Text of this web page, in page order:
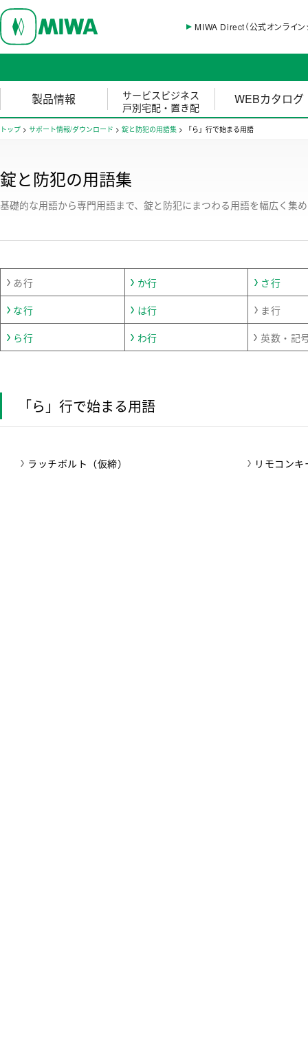
MIWA Direct（公式オンライン
製品情報
サービスビジネス
戸別宅配・置き配
WEBカタログ
トップ > サポート情報/ダウンロード > 錠と防犯の用語集 > 「ら」行で始まる用語
錠と防犯の用語集
基礎的な用語から専門用語まで、錠と防犯にまつわる用語を幅広く集
あ行 か行
さ行
な行
は行
ま行
ら行
わ行 英数・記
「ら」行で始まる用語
ラッチボルト（仮締） リモコン